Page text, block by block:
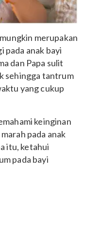
merupakan
pada anak bayi
dan Papa sulit
sehingga tantrum
yang cukup
keinginan
pada anak
itu, ketahui
pada bayi